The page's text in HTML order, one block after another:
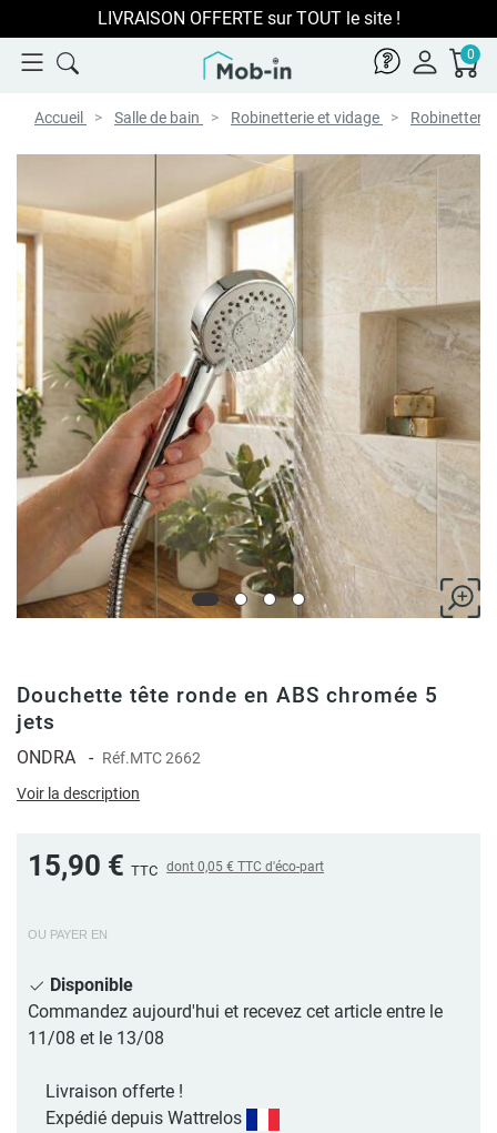
LIVRAISON OFFERTE sur TOUT le site !
0
Accueil Salle de bain Robinetterie et vidage
Douchette tête ronde en ABS chromée 5
jets
ONDRA - Réf.MTC 2662
Voir la description
15,90 € TTC dont 0,05 € TTC d'éco-part
OU PAYER EN
Disponible
Commandez aujourd'hui et recevez cet article entre le
11/08 et le 13/08
Livraison offerte !
Expédié depuis Wattrelos